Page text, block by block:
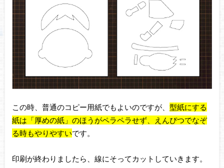
この時、普通のコピー用紙でもよいのですが、 型紙にする
紙は「厚めの紙」のほうがペラペラせず、えんぴつでなぞ
る時もやりやすいです。
印刷が終わりましたら、線にそってカットしていきます。